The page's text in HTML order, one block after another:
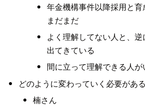
年金機構事件以降採用と
まだまだ
よく理解してない人と、
出てきている
間に立って理解できる人
どのように変わっていく必要があ
楠さん